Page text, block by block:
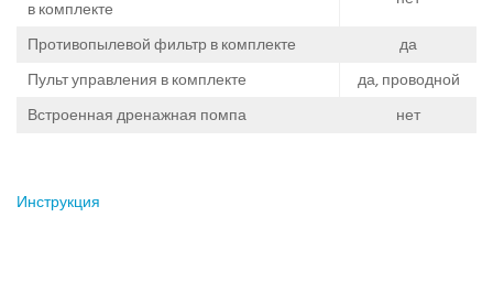
в комплекте
Противопылевой фильтр в комплекте
да
Пульт управления в комплекте
да, проводной
Встроенная дренажная помпа
нет
Инструкция